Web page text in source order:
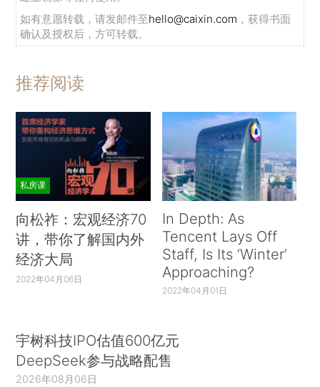
如有意愿转载，请发邮件至hello@caixin.com ，获得书面
确认及授权后，方可转载。
推荐阅读
私房课
向松祚：宏观经济70
讲，带你了解国内外
经济大局
2022年04月06日
In Depth: As
Tencent Lays Off
Staff, Is Its ‘Winter’
Approaching?
2022年04月01日
宇树科技IPO估值600亿元
DeepSeek参与战略配售
2026年08月06日